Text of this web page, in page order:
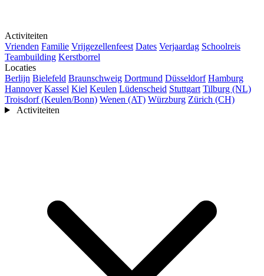
Activiteiten
Vrienden Familie Vrijgezellenfeest Dates Verjaardag Schoolreis
Teambuilding Kerstborrel
Locaties
Berlijn Bielefeld Braunschweig Dortmund Düsseldorf Hamburg
Hannover Kassel Kiel Keulen Lüdenscheid Stuttgart Tilburg (NL)
Troisdorf (Keulen/Bonn) Wenen (AT) Würzburg Zürich (CH)
Activiteiten